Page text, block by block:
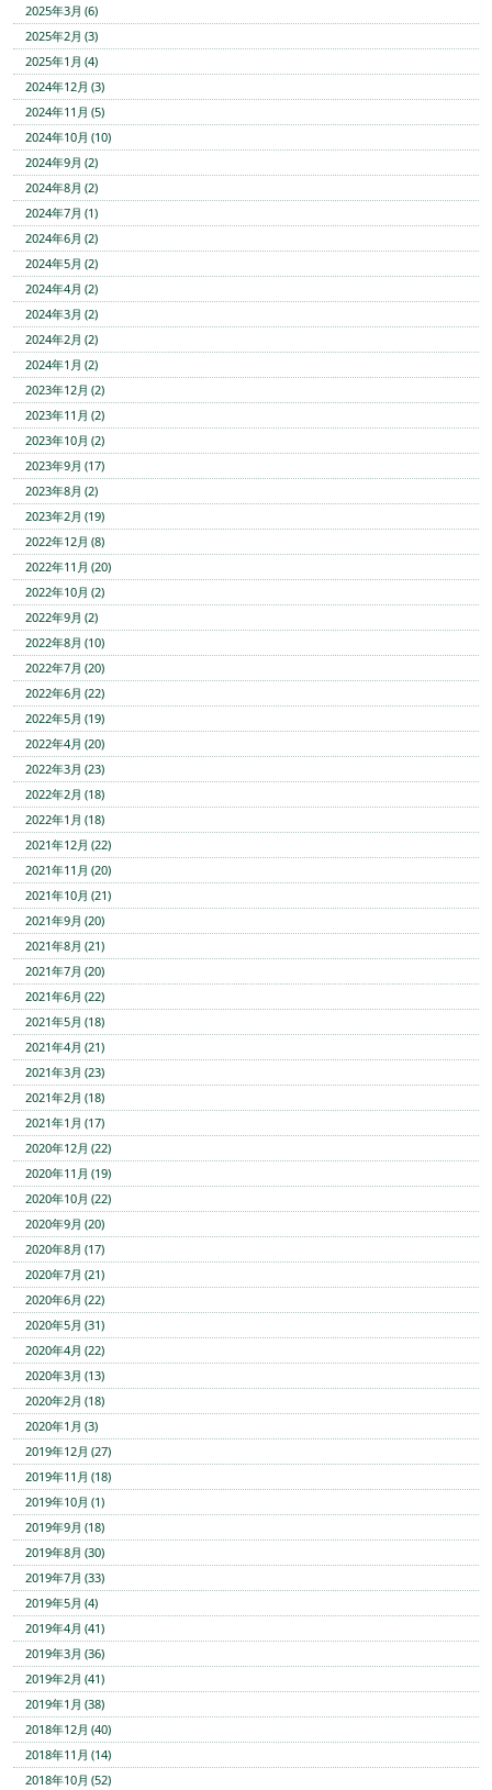
2025年3月 (6)
2025年2月 (3)
2025年1月 (4)
2024年12月 (3)
2024年11月 (5)
2024年10月 (10)
2024年9月 (2)
2024年8月 (2)
2024年7月 (1)
2024年6月 (2)
2024年5月 (2)
2024年4月 (2)
2024年3月 (2)
2024年2月 (2)
2024年1月 (2)
2023年12月 (2)
2023年11月 (2)
2023年10月 (2)
2023年9月 (17)
2023年8月 (2)
2023年2月 (19)
2022年12月 (8)
2022年11月 (20)
2022年10月 (2)
2022年9月 (2)
2022年8月 (10)
2022年7月 (20)
2022年6月 (22)
2022年5月 (19)
2022年4月 (20)
2022年3月 (23)
2022年2月 (18)
2022年1月 (18)
2021年12月 (22)
2021年11月 (20)
2021年10月 (21)
2021年9月 (20)
2021年8月 (21)
2021年7月 (20)
2021年6月 (22)
2021年5月 (18)
2021年4月 (21)
2021年3月 (23)
2021年2月 (18)
2021年1月 (17)
2020年12月 (22)
2020年11月 (19)
2020年10月 (22)
2020年9月 (20)
2020年8月 (17)
2020年7月 (21)
2020年6月 (22)
2020年5月 (31)
2020年4月 (22)
2020年3月 (13)
2020年2月 (18)
2020年1月 (3)
2019年12月 (27)
2019年11月 (18)
2019年10月 (1)
2019年9月 (18)
2019年8月 (30)
2019年7月 (33)
2019年5月 (4)
2019年4月 (41)
2019年3月 (36)
2019年2月 (41)
2019年1月 (38)
2018年12月 (40)
2018年11月 (14)
2018年10月 (52)